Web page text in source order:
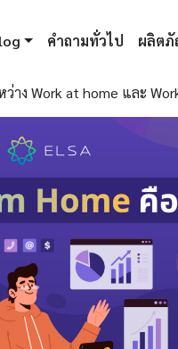
คำถามทั่วไป ผลิต
าง Work at home และ